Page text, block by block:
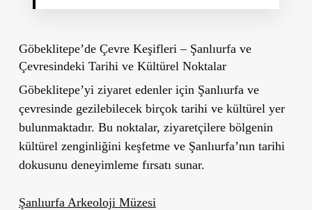
Göbeklitepe’de Çevre Keşifleri – Şanlıurfa ve
Çevresindeki Tarihi ve Kültürel Noktalar
Göbeklitepe’yi ziyaret edenler için Şanlıurfa ve
çevresinde gezilebilecek birçok tarihi ve kültürel yer
bulunmaktadır. Bu noktalar, ziyaretçilere bölgenin
kültürel zenginliğini keşfetme ve Şanlıurfa’nın tarihi
dokusunu deneyimleme fırsatı sunar.
Şanlıurfa Arkeoloji Müzesi